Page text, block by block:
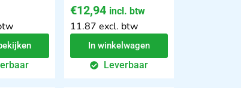
€12,94 incl. btw
11.87 excl. btw
In winkelwagen
Leverbaar